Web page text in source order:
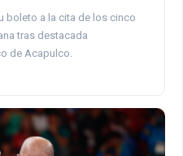
boleto a la cita de los cinco
tras destacada
de Acapulco.